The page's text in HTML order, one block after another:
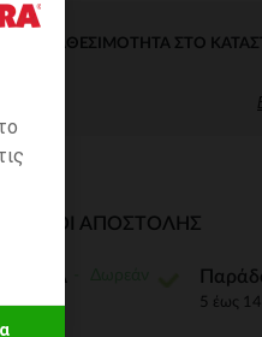
ΔΙΑΘΕΣΙΜΌΤΗΤΑ ΣΤΟ
ΤΡΌΠΟΙ ΑΠΟΣΤΟΛΉΣ
5 έως 14